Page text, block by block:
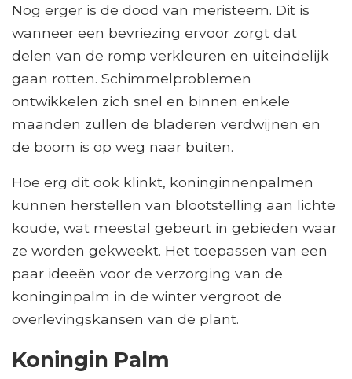
Nog erger is de dood van meristeem. Dit is
wanneer een bevriezing ervoor zorgt dat
delen van de romp verkleuren en uiteindelijk
gaan rotten. Schimmelproblemen
ontwikkelen zich snel en binnen enkele
maanden zullen de bladeren verdwijnen en
de boom is op weg naar buiten.
Hoe erg dit ook klinkt, koninginnenpalmen
kunnen herstellen van blootstelling aan lichte
koude, wat meestal gebeurt in gebieden waar
ze worden gekweekt. Het toepassen van een
paar ideeën voor de verzorging van de
koninginpalm in de winter vergroot de
overlevingskansen van de plant.
Koningin Palm